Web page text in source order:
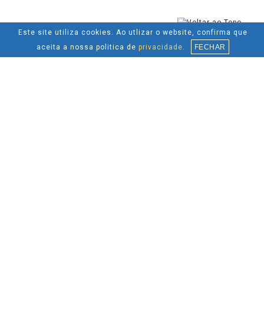
Este site utiliza cookies. Ao utlizar o website, confirma que
aceita a nossa politica de privacidade. FECHAR